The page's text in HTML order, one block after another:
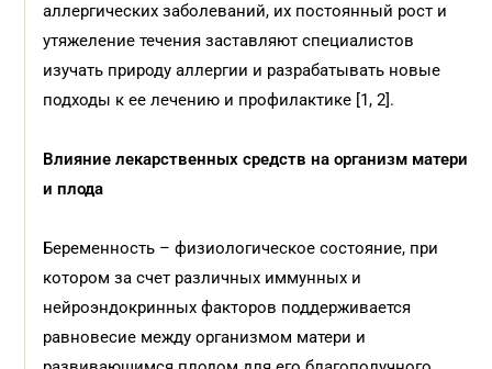
аллергических заболеваний, их постоянный рост и
утяжеление течения заставляют специалистов
изучать природу аллергии и разрабатывать новые
подходы к ее лечению и профилактике [1, 2].
Влияние лекарственных средств на организм матери
и плода
Беременность – физиологическое состояние, при
котором за счет различных иммунных и
нейроэндокринных факторов поддерживается
равновесие между организмом матери и